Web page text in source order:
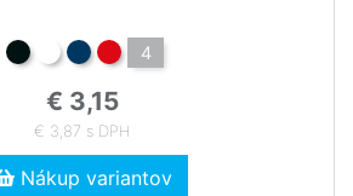
4
€ 3,15
€ 3,87 s DPH
Nákup variantov